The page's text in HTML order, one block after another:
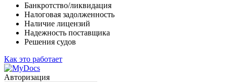
Банкротство/ликвидация
Налоговая задолженность
Наличие лицензий
Надежность поставщика
Решения судов
Как это работает
Авторизация